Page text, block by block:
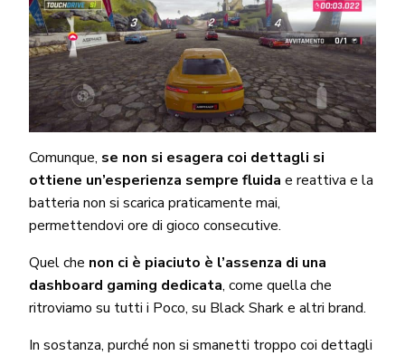
Comunque, se non si esagera coi dettagli si
ottiene un’esperienza sempre fluida e reattiva e la
batteria non si scarica praticamente mai,
permettendovi ore di gioco consecutive.
Quel che non ci è piaciuto è l’assenza di una
dashboard gaming dedicata, come quella che
ritroviamo su tutti i Poco, su Black Shark e altri brand.
In sostanza, purché non si smanetti troppo coi dettagli